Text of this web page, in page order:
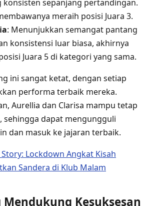
konsisten sepanjang pertandingan.
meraih posisi Juara 3.
: Menunjukkan semangat pantang
konsistensi luar biasa, akhirnya
Juara 5 di kategori yang sama.
ini sangat ketat, dengan setiap
performa terbaik mereka.
Aurellia dan Clarisa mampu tetap
sehingga dapat mengungguli
dan masuk ke jajaran terbaik.
Story: Lockdown Angkat Kisah
Sandera di Klub Malam
Kesuksesan